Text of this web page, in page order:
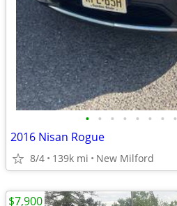
• • • • • • • •
2016 Nisan Rogue
8/4 139k mi New Milford
$7,900